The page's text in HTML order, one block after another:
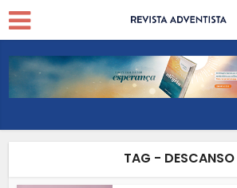
TAG - DESCANSO